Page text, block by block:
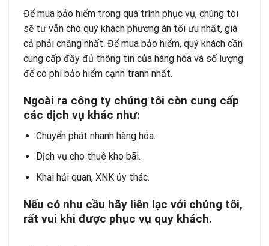
Để mua bảo hiểm trong quá trình phục vụ, chúng tôi
sẽ tư vẫn cho quý khách phương án tối ưu nhất, giá
cả phải chăng nhất. Để mua bảo hiểm, quý khách cần
cung cấp đầy đủ thông tin của hàng hóa và số lượng
để có phí bảo hiểm cạnh tranh nhất.
Ngoài ra công ty chúng tôi còn cung cấp
các dịch vụ khác như:
Chuyển phát nhanh hàng hóa.
Dịch vụ cho thuê kho bãi.
Khai hải quan, XNK ủy thác.
Nếu có nhu cầu hãy liên lạc với chúng tôi,
rất vui khi được phục vụ quy khách.